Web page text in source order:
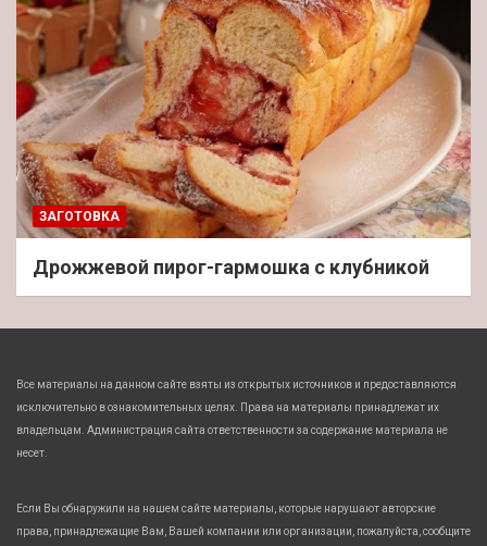
ЗАГОТОВКА
Дрожжевой пирог-гармошка с клубникой
Все материалы на данном сайте взяты из открытых источников и предоставляются
исключительно в ознакомительных целях. Права на материалы принадлежат их
владельцам. Администрация сайта ответственности за содержание материала не
несет.
Если Вы обнаружили на нашем сайте материалы, которые нарушают авторские
права, принадлежащие Вам, Вашей компании или организации, пожалуйста, сообщите